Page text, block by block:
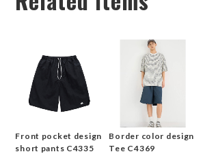
Front pocket design
short pants C4335
Border color design
Tee C4369